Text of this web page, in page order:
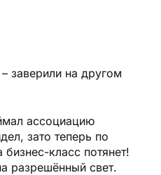
заверили на другом
ассоциацию
зато теперь по
класс потянет!
разрешённый свет.